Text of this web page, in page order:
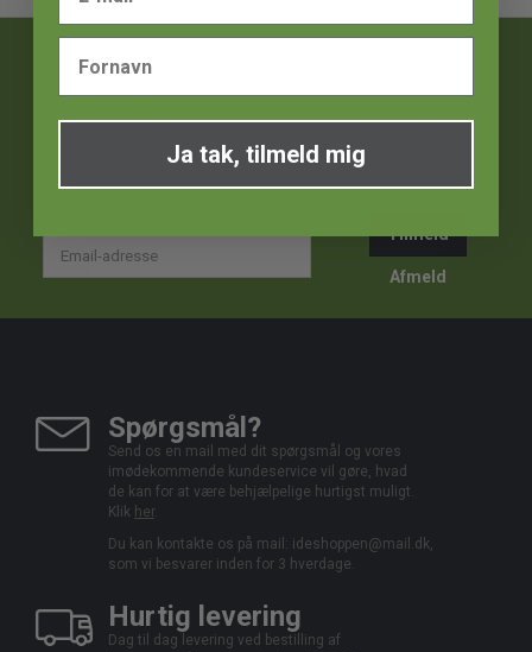
Tilmeld dig nyhedsbrevet og deltag i konkurrencen om et
gavekort til Ideshoppen på 1000 kr. hver måned! Bliv den første
til at få seneste nyt, rabatkoder og skarpe tilbud.
Email-
Tilmeld
Afmeld
Spørgsmål?
Send os en mail med dit spørgsmål og vores
imødekommende kundeservice vil gøre, hvad
de kan for at være behjælpelige hurtigst muligt.
Klik her.
Du kan kontakte os på mail: ideshoppen@mail.dk,
som vi besvarer inden for 3 hverdage.
Hurtig levering
Dag til dag levering ved bestilling af
Ja tak, tilmeld mig